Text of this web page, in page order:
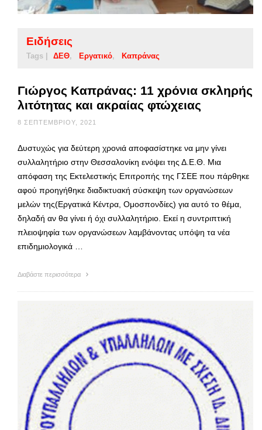
Ειδήσεις
Tags | ΔΕΘ Εργατικό Καπράνας
Γιώργος Καπράνας: 11 χρόνια σκληρής
λιτότητας και ακραίας φτώχειας
8 ΣΕΠΤΕΜΒΡΊΟΥ, 2021
Δυστυχώς για δεύτερη χρονιά αποφασίστηκε να μην γίνει
συλλαλητήριο στην Θεσσαλονίκη ενόψει της Δ.Ε.Θ. Μια
απόφαση της Εκτελεστικής Επιτροπής της ΓΣΕΕ που πάρθηκε
αφού προηγήθηκε διαδικτυακή σύσκεψη των οργανώσεων
μελών της(Εργατικά Κέντρα, Ομοσπονδίες) για αυτό το θέμα,
δηλαδή αν θα γίνει ή όχι συλλαλητήριο. Εκεί η συντριπτική
πλειοψηφία των οργανώσεων λαμβάνοντας υπόψη τα νέα
επιδημιολογικά …
Διαβάστε περισσότερα